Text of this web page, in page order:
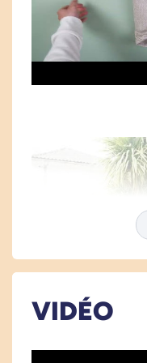
Contrairement à
dispose d'une
une double
est réglable en
de la chambre à
ergonomique à
trouvent
L'assurance
Le socle du ballon
assurer une
à la fois pendant
VIDÉO